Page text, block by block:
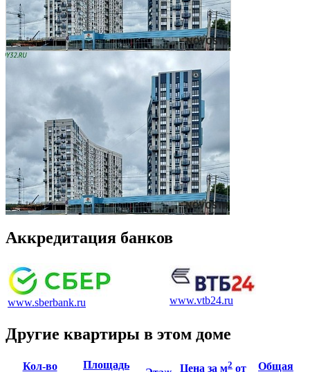
Аккредитация банков
www.sberbank.ru www.vtb24.ru
Другие квартиры в этом доме
Кол-во
Площадь
Цена за м2 от
Общая